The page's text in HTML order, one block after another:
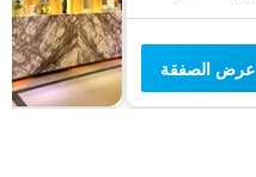
عرض الصفقة